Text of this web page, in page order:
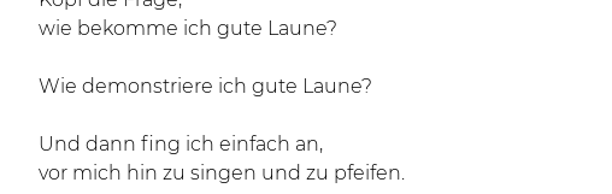
wie bekomme ich gute Laune?
Wie demonstriere ich gute Laune?
Und dann fing ich einfach an,
vor mich hin zu singen und zu pfeifen.